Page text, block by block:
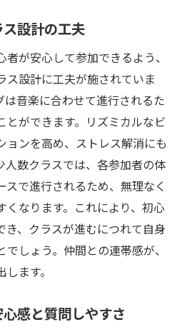
設計の工夫
が安心して参加できるよう、
ス設計に工夫が施されていま
は音楽に合わせて進行されるた
とができます。リズミカルなビ
ョンを高め、ストレス解消にも
人数クラスでは、各参加者の体
スで進行されるため、無理なく
くなります。これにより、初心
き、クラスが進むにつれて自身
しょう。仲間との連帯感が、
ます。
感と質問しやすさ